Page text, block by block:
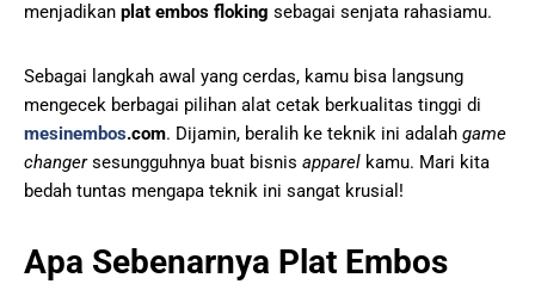
menjadikan plat embos floking sebagai senjata rahasiamu.
Sebagai langkah awal yang cerdas, kamu bisa langsung
mengecek berbagai pilihan alat cetak berkualitas tinggi di
mesinembos.com. Dijamin, beralih ke teknik ini adalah game
changersesungguhnya buat bisnis apparel kamu. Mari kita
bedah tuntas mengapa teknik ini sangat krusial!
Apa Sebenarnya Plat Embos